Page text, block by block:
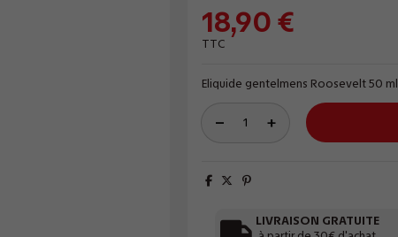
18,90 €
TTC
Eliquide gentelmens Roosevelt 50 ml
LIVRAISON GRATUITE